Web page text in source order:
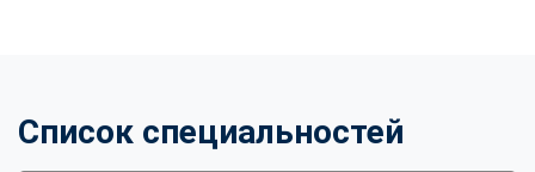
Список специальностей